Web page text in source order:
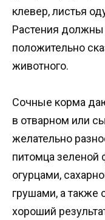
клевер, листья
Растения должны
положительно
животного.
Сочные корма
в отварном или
желательно
питомца
огурцами,
грушами, а также
хороший